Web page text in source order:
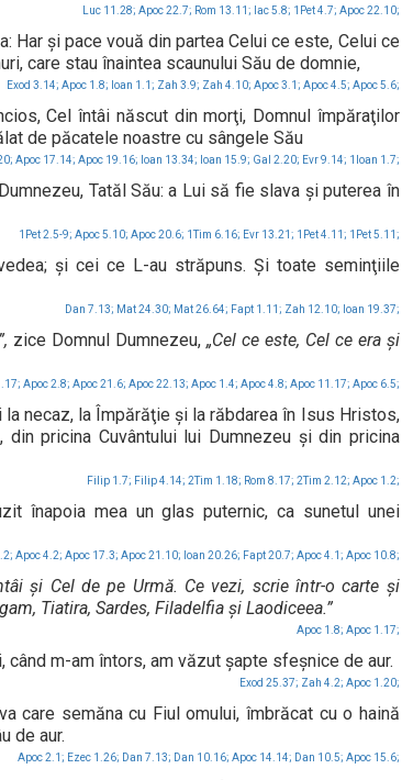
Luc 11.28; Apoc 22.7; Rom 13.11; Iac 5.8; 1Pet 4.7; Apoc 22.10;
Har şi pace vouă din partea Celui ce este, Celui ce
care stau înaintea scaunului Său de domnie,
Exod 3.14; Apoc 1.8; Ioan 1.1; Zah 3.9; Zah 4.10; Apoc 3.1; Apoc 4.5; Apoc 5.6;
Cel întâi născut din morţi, Domnul împăraţilor
de păcatele noastre cu sângele Său
Apoc 17.14; Apoc 19.16; Ioan 13.34; Ioan 15.9; Gal 2.20; Evr 9.14; 1Ioan 1.7;
Tatăl Său: a Lui să fie slava şi puterea în
1Pet 2.5-9; Apoc 5.10; Apoc 20.6; 1Tim 6.16; Evr 13.21; 1Pet 4.11; 1Pet 5.11;
şi cei ce L-au străpuns. Şi toate seminţiile
Dan 7.13; Mat 24.30; Mat 26.64; Fapt 1.11; Zah 12.10; Ioan 19.37;
zice Domnul Dumnezeu, „Cel ce este, Cel ce era şi
Apoc 2.8; Apoc 21.6; Apoc 22.13; Apoc 1.4; Apoc 4.8; Apoc 11.17; Apoc 6.5;
necaz, la Împărăţie şi la răbdarea în Isus Hristos,
pricina Cuvântului lui Dumnezeu şi din pricina
Filip 1.7; Filip 4.14; 2Tim 1.18; Rom 8.17; 2Tim 2.12; Apoc 1.2;
înapoia mea un glas puternic, ca sunetul unei
Apoc 4.2; Apoc 17.3; Apoc 21.10; Ioan 20.26; Fapt 20.7; Apoc 4.1; Apoc 10.8;
şi Cel de pe Urmă. Ce vezi, scrie într-o carte şi
Tiatira, Sardes, Filadelfia şi Laodiceea.”
Apoc 1.8; Apoc 1.17;
m-am întors, am văzut şapte sfeşnice de aur.
Exod 25.37; Zah 4.2; Apoc 1.20;
care semăna cu Fiul omului, îmbrăcat cu o haină
de aur.
Apoc 2.1; Ezec 1.26; Dan 7.13; Dan 10.16; Apoc 14.14; Dan 10.5; Apoc 15.6;